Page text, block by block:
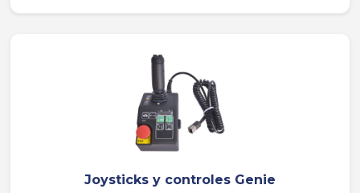
Joysticks y controles Genie